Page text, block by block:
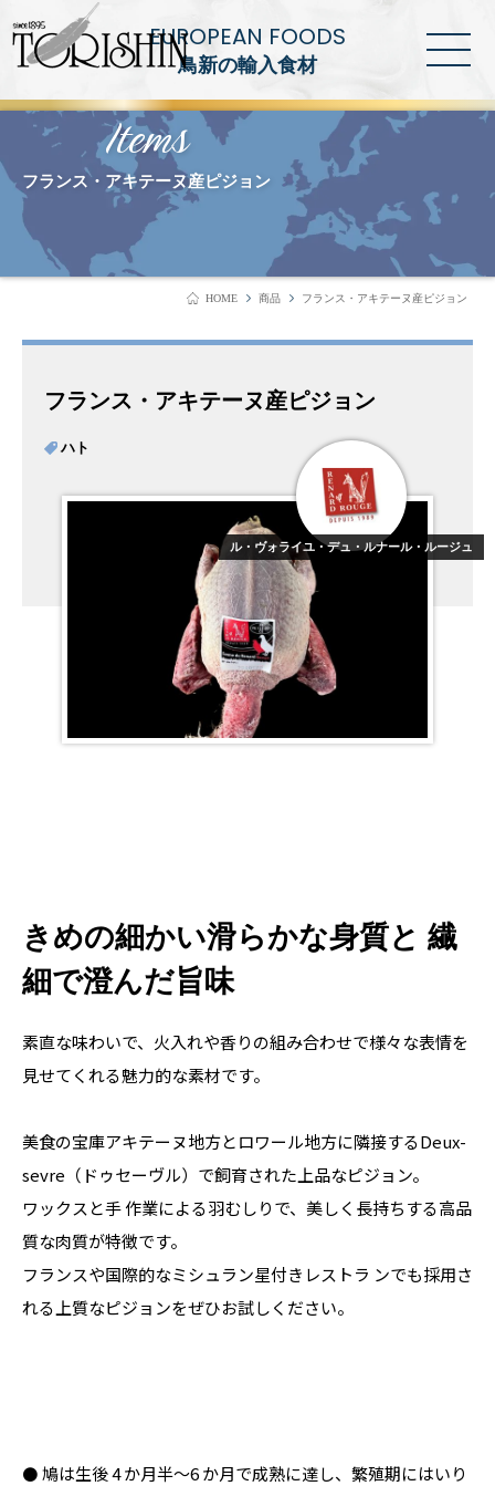
EUROPEAN FOODS
鳥新の輸入食材
Items
フランス・アキテーヌ産ピジョン
HOME 商品 フランス・アキテーヌ産ピジョン
フランス・アキテーヌ産ピジョン
ハト
ル・ヴォライユ・デュ・ルナール・ルージュ
きめの細かい滑らかな身質と 繊
細で澄んだ旨味
素直な味わいで、火入れや香りの組み合わせで様々な表情を
見せてくれる魅力的な素材です。
美食の宝庫アキテーヌ地方とロワール地方に隣接するDeux-
sevre（ドゥセーヴル）で飼育された上品なピジョン。
ワックスと手 作業による羽むしりで、美しく長持ちする高品
質な肉質が特徴です。
フランスや国際的なミシュラン星付きレストラ ンでも採用さ
れる上質なピジョンをぜひお試しください。
⚫ 鳩は生後 4 か月半～6 か月で成熟に達し、繁殖期にはいり